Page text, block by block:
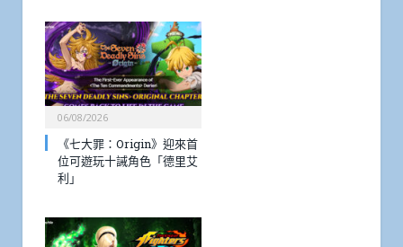
06/08/2026
《七大罪：Origin》迎來首
位可遊玩十誡角色「德里艾
利」